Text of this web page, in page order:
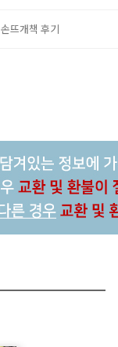
손뜨개책 후기